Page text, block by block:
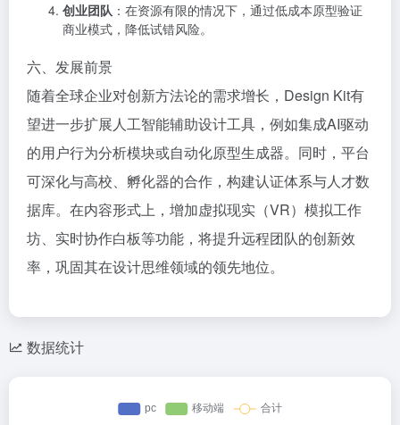
创业团队 ：在资源有限的情况下，通过低成本原型验证
商业模式，降低试错风险。
六、发展前景
随着全球企业对创新方法论的需求增长，Design Kit有
望进一步扩展人工智能辅助设计工具，例如集成AI驱动
的用户行为分析模块或自动化原型生成器。同时，平台
可深化与高校、孵化器的合作，构建认证体系与人才数
据库。在内容形式上，增加虚拟现实（VR）模拟工作
坊、实时协作白板等功能，将提升远程团队的创新效
率，巩固其在设计思维领域的领先地位。
数据统计